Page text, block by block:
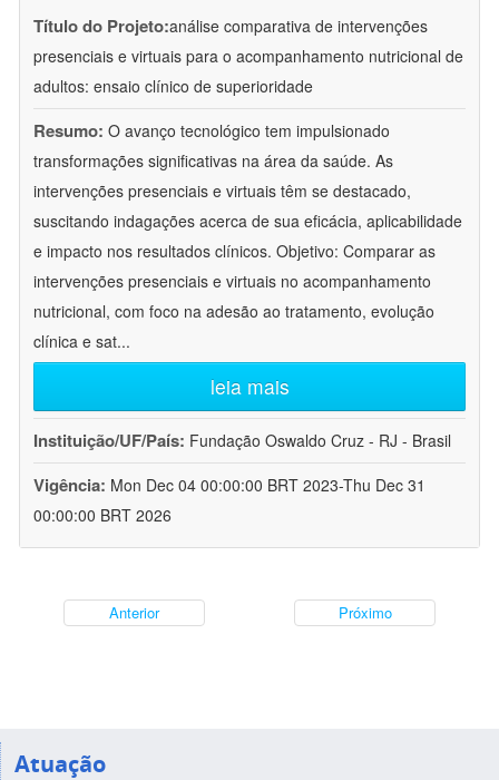
Título do Projeto:análise comparativa de intervenções
presenciais e virtuais para o acompanhamento nutricional de
adultos: ensaio clínico de superioridade
Resumo: O avanço tecnológico tem impulsionado
transformações significativas na área da saúde. As
intervenções presenciais e virtuais têm se destacado,
suscitando indagações acerca de sua eficácia, aplicabilidade
e impacto nos resultados clínicos. Objetivo: Comparar as
intervenções presenciais e virtuais no acompanhamento
nutricional, com foco na adesão ao tratamento, evolução
clínica e sat...
leia mais
Instituição/UF/País: Fundação Oswaldo Cruz - RJ - Brasil
Vigência: Mon Dec 04 00:00:00 BRT 2023-Thu Dec 31
00:00:00 BRT 2026
Anterior Próximo
Atuação